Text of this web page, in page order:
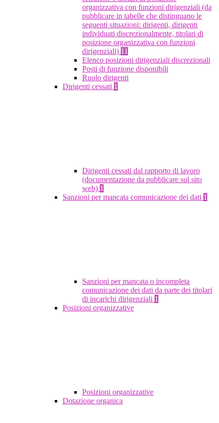
organizzativa con funzioni dirigenziali (da
pubblicare in tabelle che distinguano le
seguenti situazioni: dirigenti, dirigenti
individuati discrezionalmente, titolari di
posizione organizzativa con funzioni
dirigenziali) 11
Elenco posizioni dirigenziali discrezionali
Posti di funzione disponibili
Ruolo dirigenti
Dirigenti cessati 1
Dirigenti cessati dal rapporto di lavoro
(documentazione da pubblicare sul sito
web) 1
Sanzioni per mancata comunicazione dei dati 1
Sanzioni per mancata o incompleta
comunicazione dei dati da parte dei titolari
di incarichi dirigenziali 1
Posizioni organizzative
Posizioni organizzative
Dotazione organica